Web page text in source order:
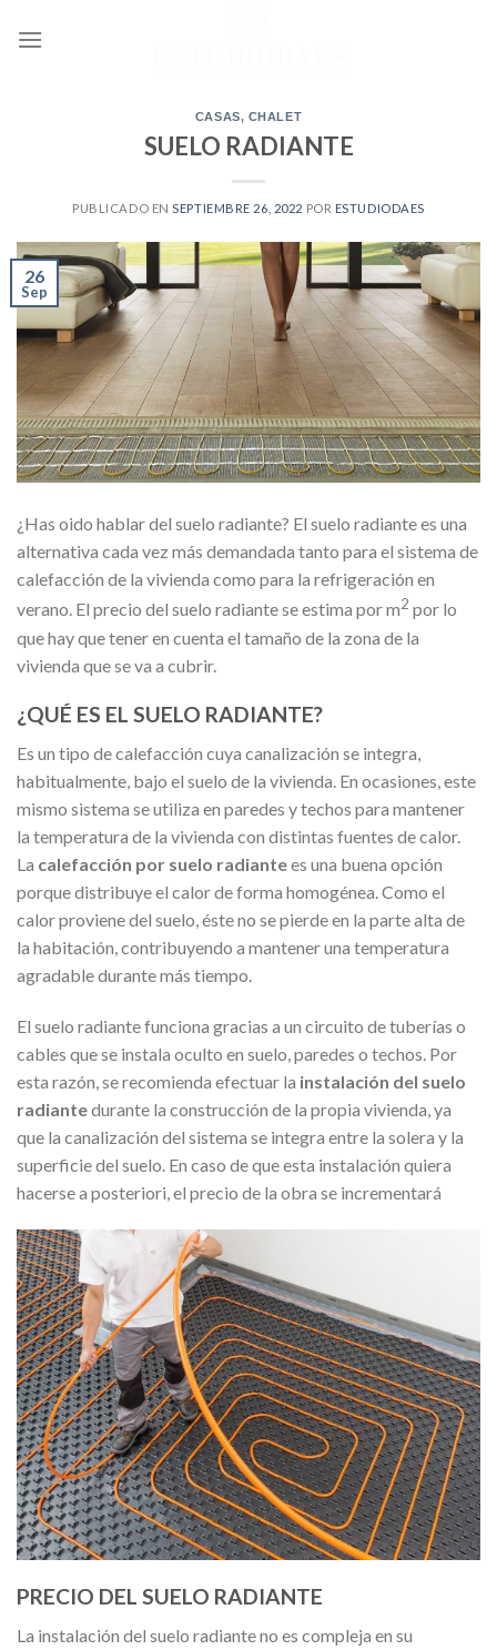
CASAS, CHALET
SUELO RADIANTE
PUBLICADO EN SEPTIEMBRE 26, 2022 POR ESTUDIODAES
26
Sep
¿Has oido hablar del suelo radiante? El suelo radiante es una
alternativa cada vez más demandada tanto para el sistema de
calefacción de la vivienda como para la refrigeración en
verano. El precio del suelo radiante se estima por m2 por lo
que hay que tener en cuenta el tamaño de la zona de la
vivienda que se va a cubrir.
¿QUÉ ES EL SUELO RADIANTE?
Es un tipo de calefacción cuya canalización se integra,
habitualmente, bajo el suelo de la vivienda. En ocasiones, este
mismo sistema se utiliza en paredes y techos para mantener
la temperatura de la vivienda con distintas fuentes de calor.
La calefacción por suelo radiantees una buena opción
porque distribuye el calor de forma homogénea. Como el
calor proviene del suelo, éste no se pierde en la parte alta de
la habitación, contribuyendo a mantener una temperatura
agradable durante más tiempo.
El suelo radiante funciona gracias a un circuito de tuberías o
cables que se instala oculto en suelo, paredes o techos. Por
esta razón, se recomienda efectuar la instalación del suelo
radiantedurante la construcción de la propia vivienda, ya
que la canalización del sistema se integra entre la solera y la
superficie del suelo. En caso de que esta instalación quiera
hacerse a posteriori, el precio de la obra se incrementará
PRECIO DEL SUELO RADIANTE
La instalación del suelo radiante no es compleja en su